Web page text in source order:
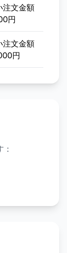
注文金額
円
注文金額
円